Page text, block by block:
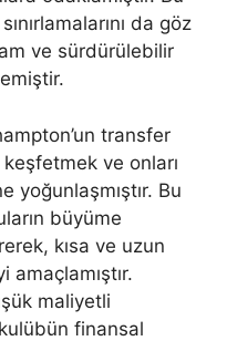
da göz
ve sürdürülebilir
transfer
ve onları
yoğunlaşmıştır. Bu
büyüme
kısa ve uzun
amaçlamıştır.
maliyetli
finansal